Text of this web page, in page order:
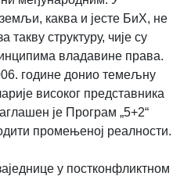
каква и јесте БиХ, не
такву структуру, чије су
владавине права.
године донио темељну
високог представника
је Програм „5+2“
промењеној реалности.
у постконфликтном